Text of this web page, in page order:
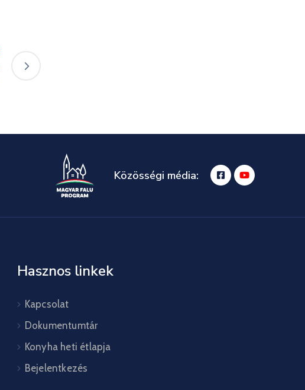
Közösségi média:
Hasznos linkek
Kapcsolat
Dokumentumtár
Konyha heti étlapja
Bejelentkezés